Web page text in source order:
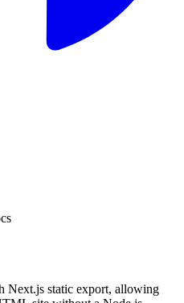
Next.js static export, allowing